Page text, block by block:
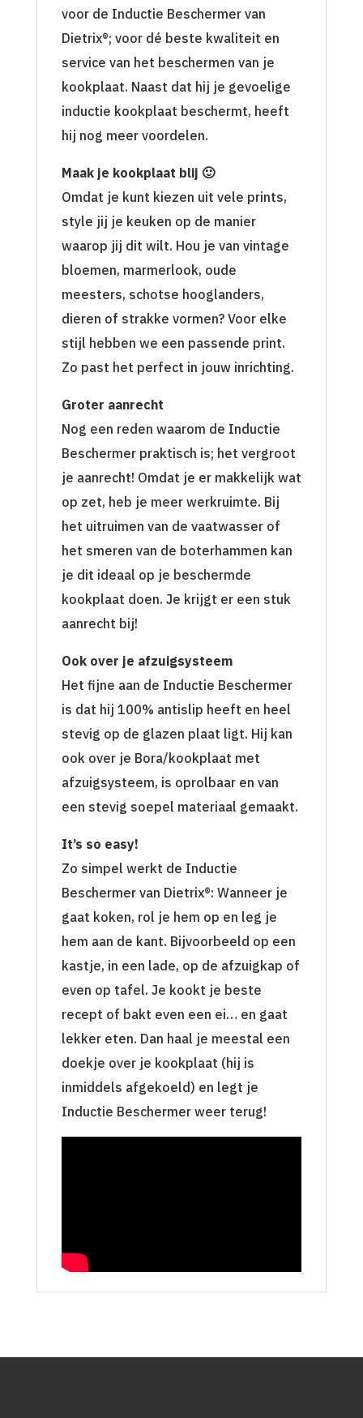
voor de Inductie Beschermer van
Dietrix®; voor dé beste kwaliteit en
service van het beschermen van je
kookplaat. Naast dat hij je gevoelige
inductie kookplaat beschermt, heeft
hij nog meer voordelen.
Maak je kookplaat blij 🙂
Omdat je kunt kiezen uit vele prints,
style jij je keuken op de manier
waarop jij dit wilt. Hou je van vintage
bloemen, marmerlook, oude
meesters, schotse hooglanders,
dieren of strakke vormen? Voor elke
stijl hebben we een passende print.
Zo past het perfect in jouw inrichting.
Groter aanrecht
Nog een reden waarom de Inductie
Beschermer praktisch is; het vergroot
je aanrecht! Omdat je er makkelijk wat
op zet, heb je meer werkruimte. Bij
het uitruimen van de vaatwasser of
het smeren van de boterhammen kan
je dit ideaal op je beschermde
kookplaat doen. Je krijgt er een stuk
aanrecht bij!
Ook over je afzuigsysteem
Het fijne aan de Inductie Beschermer
is dat hij 100% antislip heeft en heel
stevig op de glazen plaat ligt. Hij kan
ook over je Bora/kookplaat met
afzuigsysteem, is oprolbaar en van
een stevig soepel materiaal gemaakt.
It’s so easy!
Zo simpel werkt de Inductie
Beschermer van Dietrix®: Wanneer je
gaat koken, rol je hem op en leg je
hem aan de kant. Bijvoorbeeld op een
kastje, in een lade, op de afzuigkap of
even op tafel. Je kookt je beste
recept of bakt even een ei… en gaat
lekker eten. Dan haal je meestal een
doekje over je kookplaat (hij is
inmiddels afgekoeld) en legt je
Inductie Beschermer weer terug!